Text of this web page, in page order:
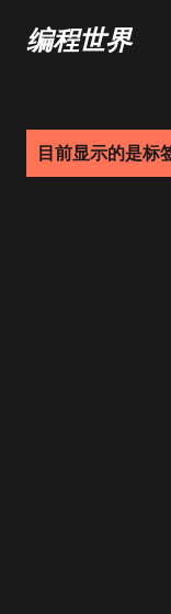
编程世界
目前显示的是标